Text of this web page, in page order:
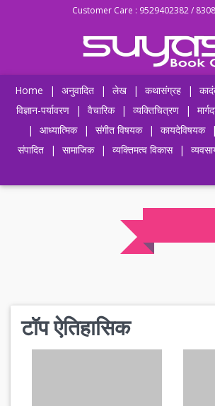
Customer Care : 9529402382 /
Home | अनुवादित | लेख | कथासंग्रह |
विज्ञान-पर्यावरण
| वैचारिक | व्यक्तिचित्रण |
|
आध्यात्मिक | संगीत विषयक | कायदेविषयक |
संपादित
| सामाजिक | व्यक्तिमत्व विकास |
टॉप ऐतिहासिक